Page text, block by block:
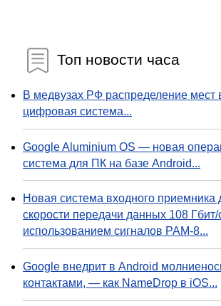
Топ новости часа
В медвузах РФ распределение мест
цифровая система...
Google Aluminium OS — новая
система для ПК на базе Android...
Новая система входного приемника
скорости передачи данных 108 Гбит/
использованием сигналов PAM-8...
Google внедрит в Android
контактами, — как NameDrop в iOS...